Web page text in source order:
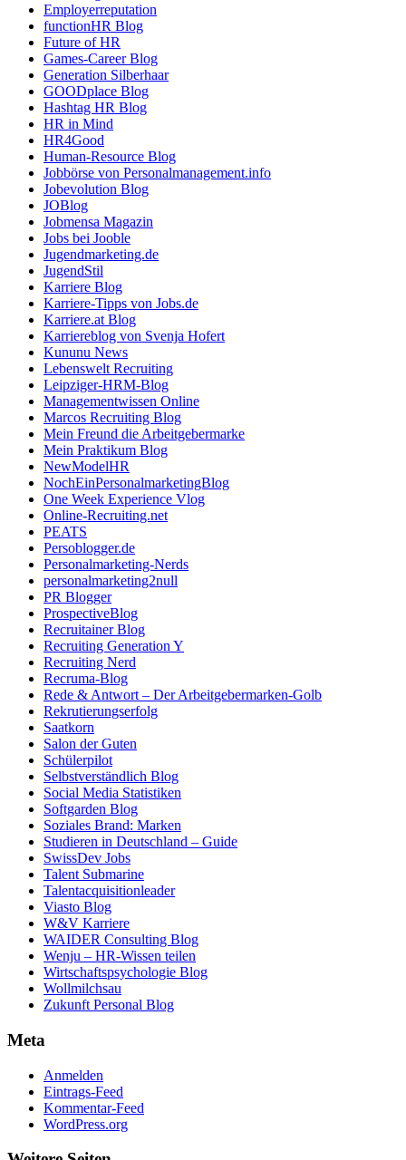
Employerreputation
functionHR Blog
Future of HR
Games-Career Blog
Generation Silberhaar
GOODplace Blog
Hashtag HR Blog
HR in Mind
HR4Good
Human-Resource Blog
Jobbörse von Personalmanagement.info
Jobevolution Blog
JOBlog
Jobmensa Magazin
Jobs bei Jooble
Jugendmarketing.de
JugendStil
Karriere Blog
Karriere-Tipps von Jobs.de
Karriere.at Blog
Karriereblog von Svenja Hofert
Kununu News
Lebenswelt Recruiting
Leipziger-HRM-Blog
Managementwissen Online
Marcos Recruiting Blog
Mein Freund die Arbeitgebermarke
Mein Praktikum Blog
NewModelHR
NochEinPersonalmarketingBlog
One Week Experience Vlog
Online-Recruiting.net
PEATS
Persoblogger.de
Personalmarketing-Nerds
personalmarketing2null
PR Blogger
ProspectiveBlog
Recruitainer Blog
Recruiting Generation Y
Recruiting Nerd
Recruma-Blog
Rede & Antwort – Der Arbeitgebermarken-Golb
Rekrutierungserfolg
Saatkorn
Salon der Guten
Schülerpilot
Selbstverständlich Blog
Social Media Statistiken
Softgarden Blog
Soziales Brand: Marken
Studieren in Deutschland – Guide
SwissDev Jobs
Talent Submarine
Talentacquisitionleader
Viasto Blog
W&V Karriere
WAIDER Consulting Blog
Wenju – HR-Wissen teilen
Wirtschaftspsychologie Blog
Wollmilchsau
Zukunft Personal Blog
Meta
Anmelden
Eintrags-Feed
Kommentar-Feed
WordPress.org